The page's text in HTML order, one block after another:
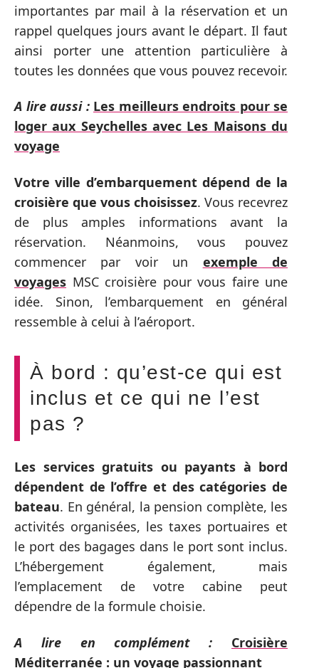
importantes par mail à la réservation et un
rappel quelques jours avant le départ. Il faut
ainsi porter une attention particulière à
toutes les données que vous pouvez recevoir.
A lire aussi : Les meilleurs endroits pour se
loger aux Seychelles avec Les Maisons du
voyage
Votre ville d’embarquement dépend de la
croisière que vous choisissez. Vous recevrez
de plus amples informations avant la
réservation. Néanmoins, vous pouvez
commencer par voir un exemple de
voyages MSC croisière pour vous faire une
idée. Sinon, l’embarquement en général
ressemble à celui à l’aéroport.
À bord : qu’est-ce qui est
inclus et ce qui ne l’est
pas ?
Les services gratuits ou payants à bord
dépendent de l’offre et des catégories de
bateau. En général, la pension complète, les
activités organisées, les taxes portuaires et
le port des bagages dans le port sont inclus.
L’hébergement également, mais
l’emplacement de votre cabine peut
dépendre de la formule choisie.
A lire en complément :
Croisière
Méditerranée : un voyage passionnant